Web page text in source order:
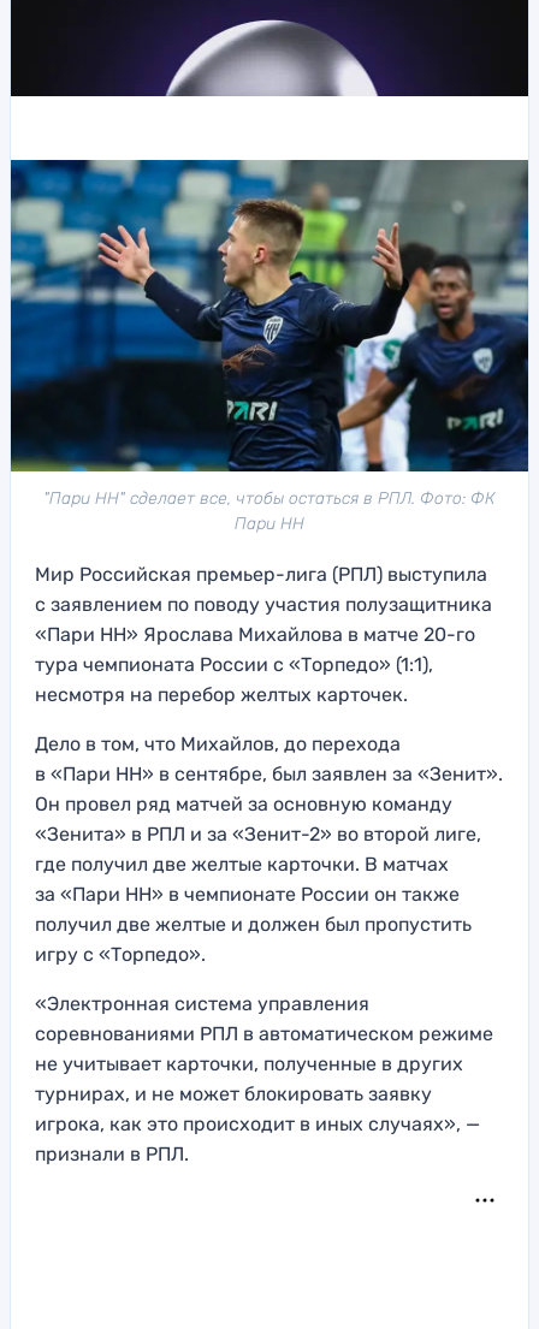
"Пари НН" сделает все, чтобы остаться в РПЛ. Фото: ФК
Пари НН
Мир Российская премьер-лига (РПЛ) выступила
с заявлением по поводу участия полузащитника
«Пари НН» Ярослава Михайлова в матче 20-го
тура чемпионата России с «Торпедо» (1:1),
несмотря на перебор желтых карточек.
Дело в том, что Михайлов, до перехода
в «Пари НН» в сентябре, был заявлен за «Зенит».
Он провел ряд матчей за основную команду
«Зенита» в РПЛ и за «Зенит-2» во второй лиге,
где получил две желтые карточки. В матчах
за «Пари НН» в чемпионате России он также
получил две желтые и должен был пропустить
игру с «Торпедо».
«Электронная система управления
соревнованиями РПЛ в автоматическом режиме
не учитывает карточки, полученные в других
турнирах, и не может блокировать заявку
игрока, как это происходит в иных случаях», —
признали в РПЛ.